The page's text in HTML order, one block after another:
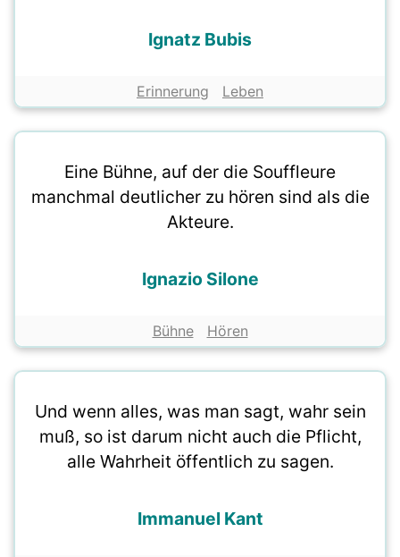
Ignatz Bubis
Erinnerung Leben
Eine Bühne, auf der die Souffleure
manchmal deutlicher zu hören sind als die
Akteure.
Ignazio Silone
Bühne Hören
Und wenn alles, was man sagt, wahr sein
muß, so ist darum nicht auch die Pflicht,
alle Wahrheit öffentlich zu sagen.
Immanuel Kant